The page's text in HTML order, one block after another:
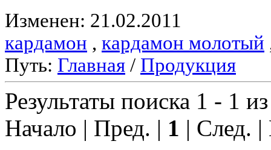
Изменен: 21.02.2011
кардамон , кардамон молотый
Путь: Главная / Продукция
Результаты поиска 1 - 1
Начало | Пред. | 1 | След.